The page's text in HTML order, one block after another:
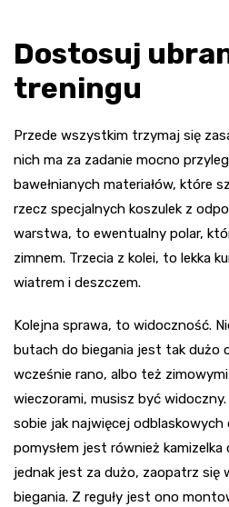
Dostosuj
treningu
Przede wszystkim trzymaj się
nich ma za zadanie mocno
bawełnianych materiałów, które
rzecz specjalnych koszulek z
warstwa, to ewentualny polar,
zimnem. Trzecia z kolei, to lekka
wiatrem i deszczem.
Kolejna sprawa, to widoczność.
butach do biegania jest tak dużo
wcześnie rano, albo też
wieczorami, musisz być
sobie jak najwięcej
pomysłem jest również
jednak jest za dużo, zaopatrz się
biegania. Z reguły jest ono